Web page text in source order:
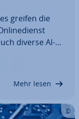
greifen die
diverse Al­
unserer
Mehr lesen